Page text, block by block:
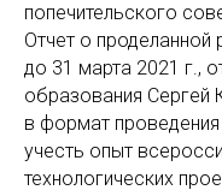
попечительского
Отчет о проделанной
до 31 марта 2021 г.,
образования Сергей
в формат проведения
учесть опыт
технологических